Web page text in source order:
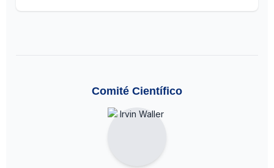
Comité Científico